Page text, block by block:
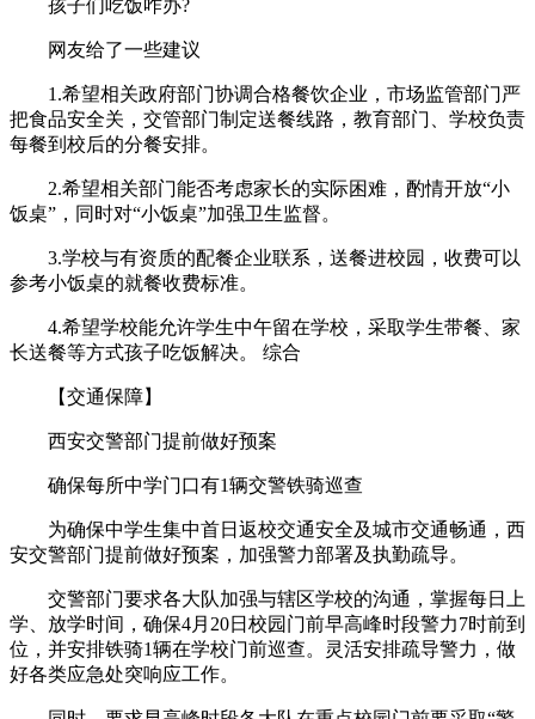
孩子们吃饭咋办?
网友给了一些建议
1.希望相关政府部门协调合格餐饮企业，市场监管部门严
把食品安全关，交管部门制定送餐线路，教育部门、学校负责
每餐到校后的分餐安排。
2.希望相关部门能否考虑家长的实际困难，酌情开放“小
饭桌”，同时对“小饭桌”加强卫生监督。
3.学校与有资质的配餐企业联系，送餐进校园，收费可以
参考小饭桌的就餐收费标准。
4.希望学校能允许学生中午留在学校，采取学生带餐、家
长送餐等方式孩子吃饭解决。 综合
【交通保障】
西安交警部门提前做好预案
确保每所中学门口有1辆交警铁骑巡查
为确保中学生集中首日返校交通安全及城市交通畅通，西
安交警部门提前做好预案，加强警力部署及执勤疏导。
交警部门要求各大队加强与辖区学校的沟通，掌握每日上
学、放学时间，确保4月20日校园门前早高峰时段警力7时前到
位，并安排铁骑1辆在学校门前巡查。灵活安排疏导警力，做
好各类应急处突响应工作。